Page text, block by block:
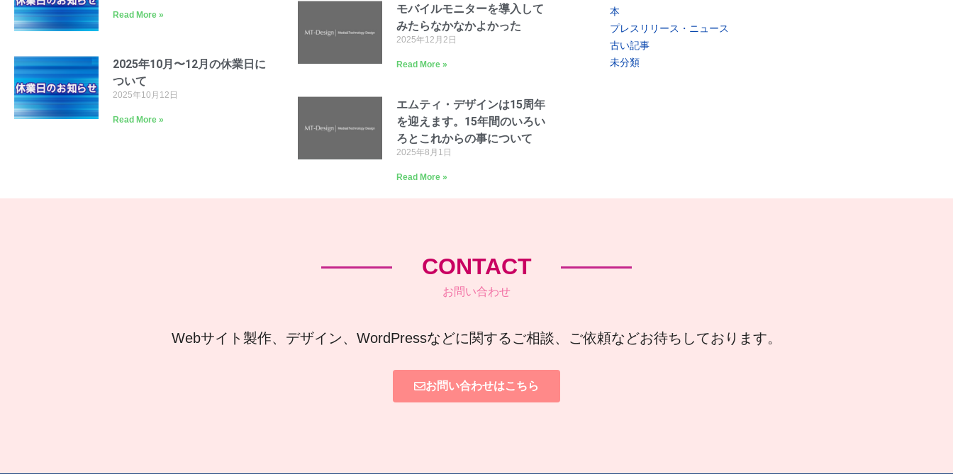
Read More »
2025年10月〜12月の休業日に
ついて
2025年10月12日
Read More »
モバイルモニターを導入して
みたらなかなかよかった
2025年12月2日
Read More »
エムティ・デザインは15周年
を迎えます。15年間のいろい
ろとこれからの事について
2025年8月1日
Read More »
本
プレスリリース・ニュース
古い記事
未分類
CONTACT
お問い合わせ
Webサイト製作、デザイン、WordPressなどに関するご相談、ご依頼などお待ちしております。
お問い合わせはこちら